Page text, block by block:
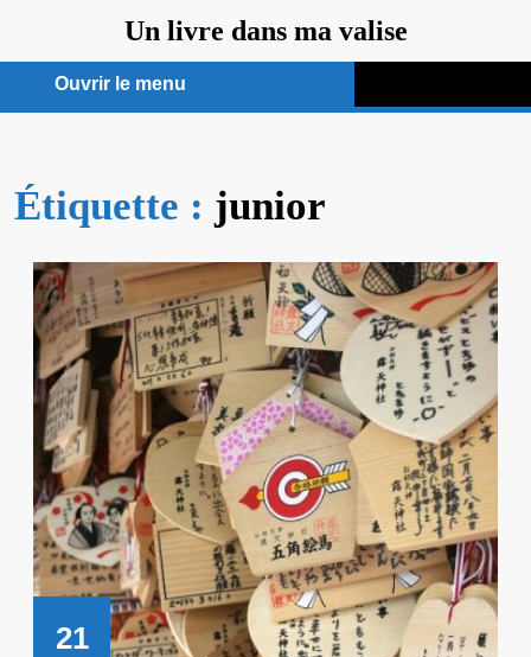
contenu
Un livre dans ma valise
Ouvrir le menu
menu
Étiquette : junior
21